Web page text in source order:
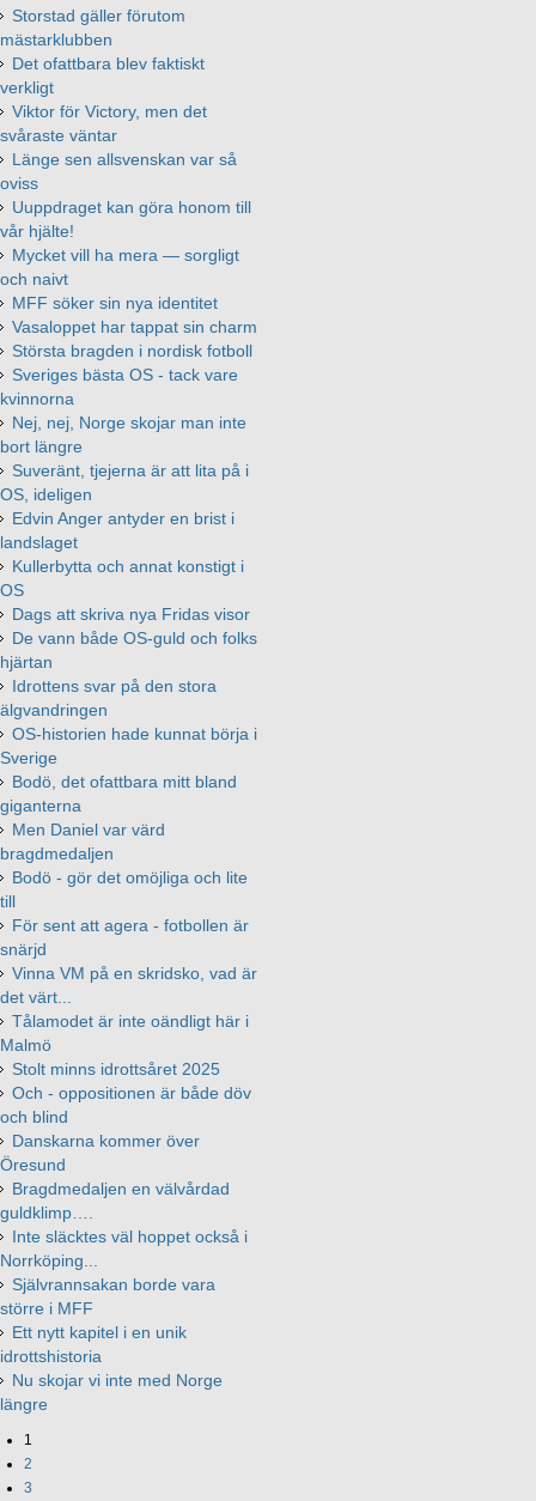
Storstad gäller förutom
mästarklubben
Det ofattbara blev faktiskt
verkligt
Viktor för Victory, men det
svåraste väntar
Länge sen allsvenskan var så
oviss
Uuppdraget kan göra honom till
vår hjälte!
Mycket vill ha mera — sorgligt
och naivt
MFF söker sin nya identitet
Vasaloppet har tappat sin charm
Största bragden i nordisk fotboll
Sveriges bästa OS - tack vare
kvinnorna
Nej, nej, Norge skojar man inte
bort längre
Suveränt, tjejerna är att lita på i
OS, ideligen
Edvin Anger antyder en brist i
landslaget
Kullerbytta och annat konstigt i
OS
Dags att skriva nya Fridas visor
De vann både OS-guld och folks
hjärtan
Idrottens svar på den stora
älgvandringen
OS-historien hade kunnat börja i
Sverige
Bodö, det ofattbara mitt bland
giganterna
Men Daniel var värd
bragdmedaljen
Bodö - gör det omöjliga och lite
till
För sent att agera - fotbollen är
snärjd
Vinna VM på en skridsko, vad är
det värt...
Tålamodet är inte oändligt här i
Malmö
Stolt minns idrottsåret 2025
Och - oppositionen är både döv
och blind
Danskarna kommer över
Öresund
Bragdmedaljen en välvårdad
guldklimp….
Inte släcktes väl hoppet också i
Norrköping...
Självrannsakan borde vara
större i MFF
Ett nytt kapitel i en unik
idrottshistoria
Nu skojar vi inte med Norge
längre
1
2
3